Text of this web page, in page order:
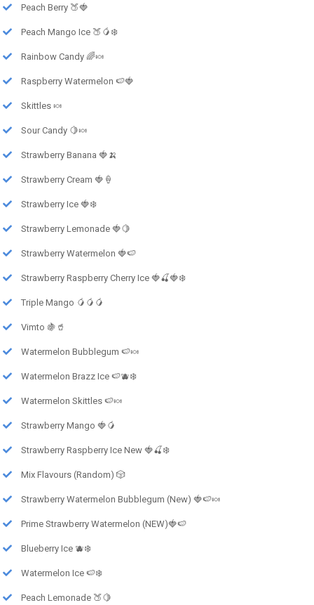
Peach Berry 🍑🍓
Peach Mango Ice 🍑🥭❄️
Rainbow Candy 🌈🍬
Raspberry Watermelon 🍉🍓
Skittles 🍬
Sour Candy 🍋🍬
Strawberry Banana 🍓🍌
Strawberry Cream 🍓🍦
Strawberry Ice 🍓❄️
Strawberry Lemonade 🍓🍋
Strawberry Watermelon 🍓🍉
Strawberry Raspberry Cherry Ice 🍓🍒🍓❄️
Triple Mango 🥭🥭🥭
Vimto 🍇🥤
Watermelon Bubblegum 🍉🍬
Watermelon Brazz Ice 🍉🫐❄️
Watermelon Skittles 🍉🍬
Strawberry Mango 🍓🥭
Strawberry Raspberry Ice New 🍓🍒❄️
Mix Flavours (Random) 🎲
Strawberry Watermelon Bubblegum (New) 🍓🍉🍬
Prime Strawberry Watermelon (NEW)🍓🍉
Blueberry Ice 🫐❄️
Watermelon Ice 🍉❄️
Peach Lemonade 🍑🍋